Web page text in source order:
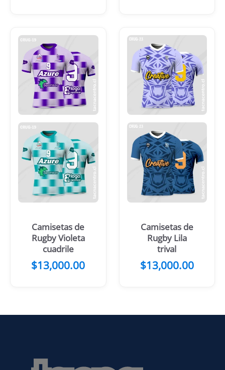
Camisetas de
Rugby Violeta
cuadrile
$13,000.00
Camisetas de
Rugby Lila
trival
$13,000.00